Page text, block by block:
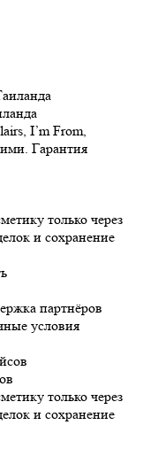
I’m From,
Гарантия
только через
и сохранение
партнёров
условия
только через
и сохранение